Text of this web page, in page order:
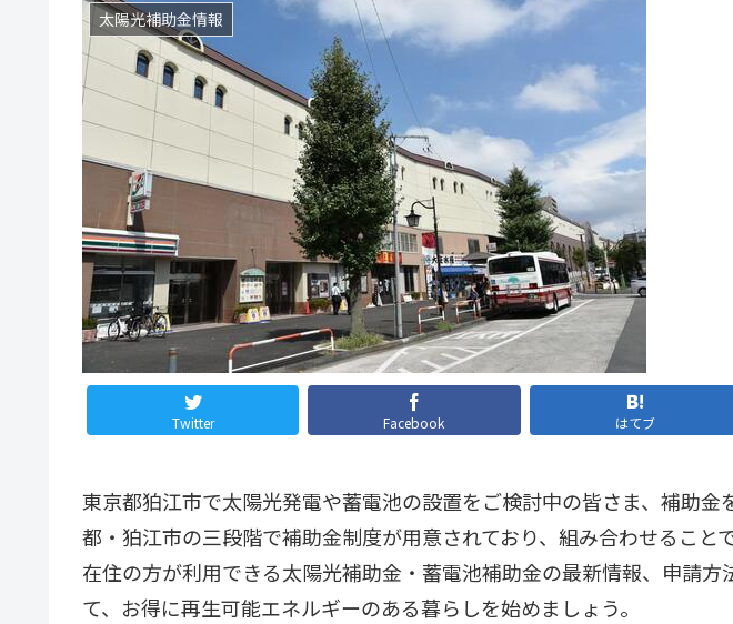
太陽光補助金情報
Twitter Facebook はてブ
東京都狛江市で太陽光発電や蓄電池の設置をご検討中の皆さま、補助
都・狛江市の三段階で補助金制度が用意されており、組み合わせるこ
在住の方が利用できる太陽光補助金・蓄電池補助金の最新情報、申請
て、お得に再生可能エネルギーのある暮らしを始めましょう。